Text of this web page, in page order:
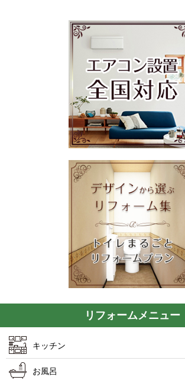
リフォームメニュー
キッチン
お風呂